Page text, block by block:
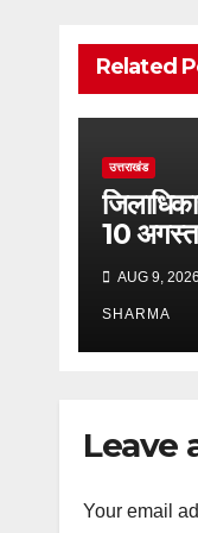
Related
उत्तराखंड
10
वाला
स्थगित
AUG 9, 2026
SHARMA
Leave
Your email